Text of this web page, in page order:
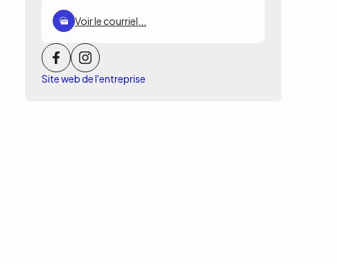
Voir le courriel...
Site web de l'entreprise